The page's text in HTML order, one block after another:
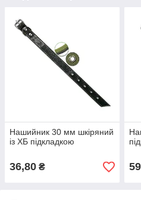
Нашийник 30 мм шкіряний
із ХБ підкладкою
36,80 ₴